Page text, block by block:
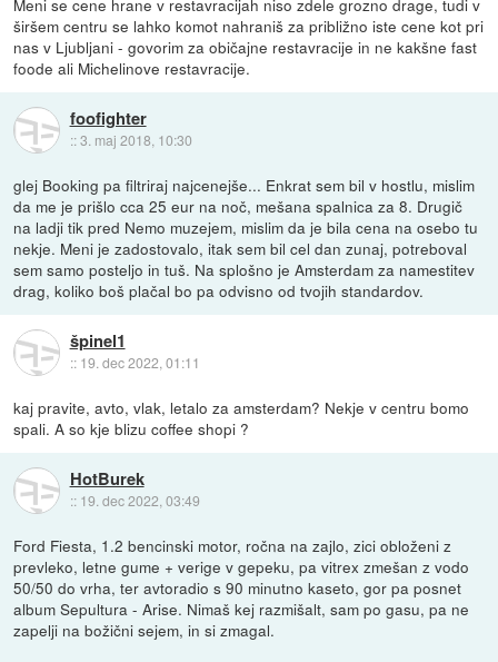
širšem centru se lahko komot nahraniš za približno iste cene kot pri
nas v Ljubljani - govorim za običajne restavracije in ne kakšne fast
foode ali Michelinove restavracije.
foofighter
::3. maj 2018, 10:30
glej Booking pa filtriraj najcenejše... Enkrat sem bil v hostlu, mislim
da me je prišlo cca 25 eur na noč, mešana spalnica za 8. Drugič
na ladji tik pred Nemo muzejem, mislim da je bila cena na osebo tu
nekje. Meni je zadostovalo, itak sem bil cel dan zunaj, potreboval
sem samo posteljo in tuš. Na splošno je Amsterdam za namestitev
drag, koliko boš plačal bo pa odvisno od tvojih standardov.
špinel1
:: 19. dec 2022, 01:11
kaj pravite, avto, vlak, letalo za amsterdam? Nekje v centru bomo
spali. A so kje blizu coffee shopi ?
HotBurek
:: 19. dec 2022, 03:49
Ford Fiesta, 1.2 bencinski motor, ročna na zajlo, zici obloženi z
prevleko, letne gume + verige v gepeku, pa vitrex zmešan z vodo
50/50 do vrha, ter avtoradio s 90 minutno kaseto, gor pa posnet
album Sepultura - Arise. Nimaš kej razmišalt, sam po gasu, pa ne
zapelji na božični sejem, in si zmagal.